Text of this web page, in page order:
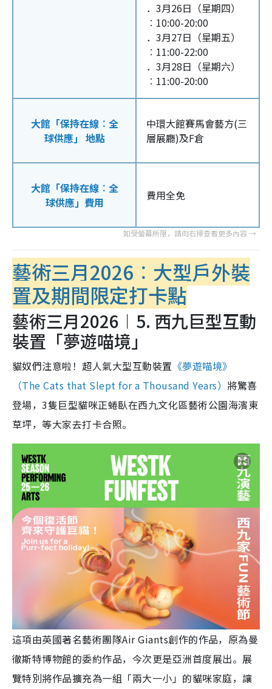
．3月26日（星期四）
︰10:00-20:00
．3月27日（星期五）
︰11:00-22:00
．3月28日（星期六）
︰11:00-20:00
大館「保持在線︰全
球供應」 地點
中環大館賽馬會藝方(三
層展廳)及F倉
大館「保持在線︰全
球供應」費用
費用全免
藝術三月2026︰大型戶外裝
置及期間限定打卡點
藝術三月2026︱5. 西九巨型互動
裝置「夢遊喵境」
貓奴們注意啦！超人氣大型互動裝置 《夢遊喵境》
（The Cats that Slept for a Thousand Years） 將驚喜
登場，3隻巨型貓咪正蜷臥在西九文化區藝術公園海濱東
草坪，等大家去打卡合照。
這項由英國著名藝術團隊Air Giants創作的作品，原為曼
徹斯特博物館的委約作品，今次更是亞洲首度展出。展
覽特別將作品擴充為一組「兩大一小」的貓咪家庭，讓